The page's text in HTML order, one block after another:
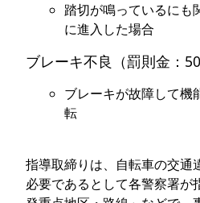
踏切が鳴っているにも
に進入した場合
ブレーキ不良（罰則金：
ブレーキが故障して機
転
指導取締りは、自転車の交通
必要であるとして各警察署が